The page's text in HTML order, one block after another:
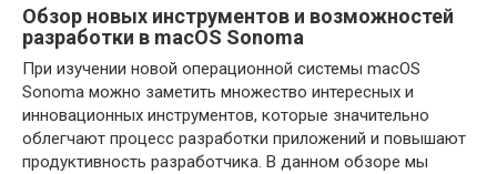
Обзор новых инструментов и возможностей
разработки в macOS Sonoma
При изучении новой операционной системы macOS
Sonoma можно заметить множество интересных и
инновационных инструментов, которые значительно
облегчают процесс разработки приложений и повышают
продуктивность разработчика. В данном обзоре мы